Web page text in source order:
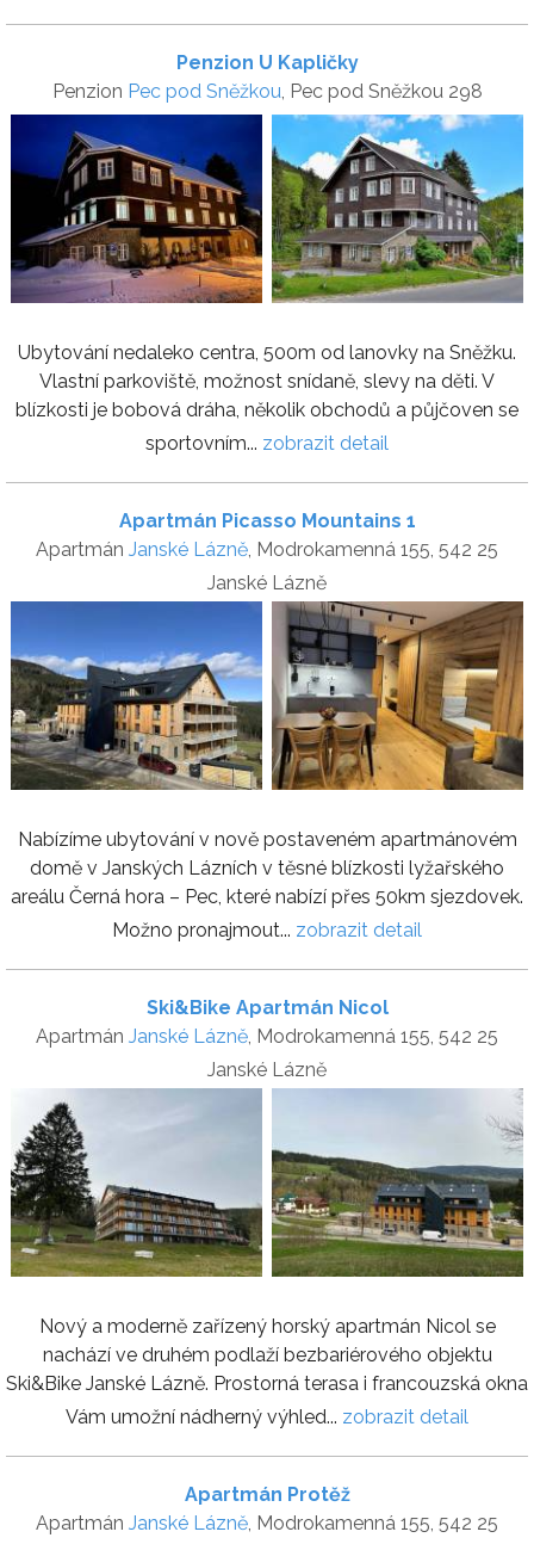
Penzion U Kapličky
Penzion Pec pod Sněžkou , Pec pod Sněžkou 298
Ubytování nedaleko centra, 500m od lanovky na Sněžku.
Vlastní parkoviště, možnost snídaně, slevy na děti. V
blízkosti je bobová dráha, několik obchodů a půjčoven se
sportovním... zobrazit detail
Apartmán Picasso Mountains 1
Apartmán Janské Lázně , Modrokamenná 155, 542 25
Janské Lázně
Nabízíme ubytování v nově postaveném apartmánovém
domě v Janských Lázních v těsné blízkosti lyžařského
areálu Černá hora – Pec, které nabízí přes 50km sjezdovek.
Možno pronajmout... zobrazit detail
Ski&Bike Apartmán Nicol
Apartmán Janské Lázně, Modrokamenná 155, 542 25
Janské Lázně
Nový a moderně zařízený horský apartmán Nicol se
nachází ve druhém podlaží bezbariérového objektu
Ski&Bike Janské Lázně. Prostorná terasa i francouzská okna
Vám umožní nádherný výhled... zobrazit detail
Apartmán Protěž
Apartmán Janské Lázně, Modrokamenná 155, 542 25